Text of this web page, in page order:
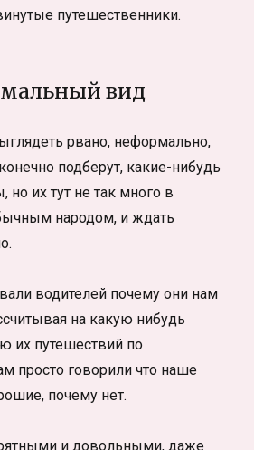
путешественники.
вид
рвано, неформально,
подберут, какие-нибудь
но их тут не так много в
народом, и ждать
водителей почему они нам
на какую нибудь
их путешествий по
просто говорили что наше
почему нет.
и довольными, даже